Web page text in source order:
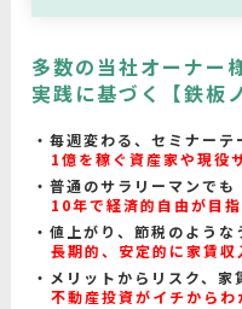
多数の当社オーナー
実践に基づく【鉄板
毎週変わる、セミナーテ
1億を稼ぐ資産家や現役
普通のサラリーマンでも
10年で経済的自由が目
値上がり、節税のような
長期的、安定的に家賃
メリットからリスク、家
不動産投資がイチからわ